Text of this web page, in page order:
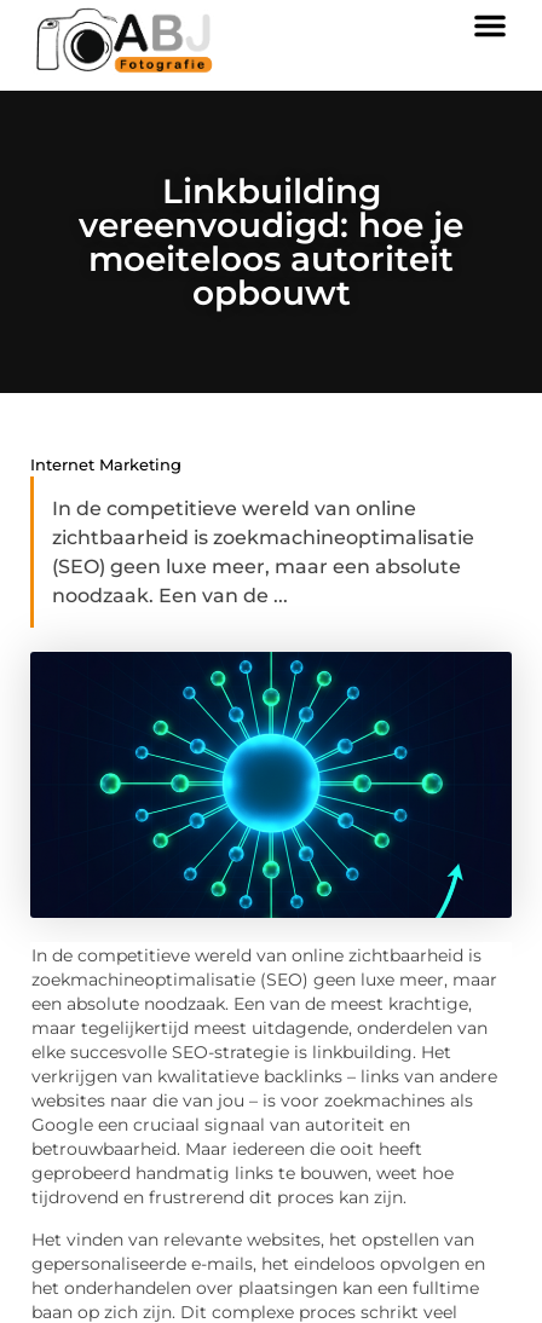
Linkbuilding
vereenvoudigd: hoe je
moeiteloos autoriteit
opbouwt
Internet Marketing
In de competitieve wereld van online
zichtbaarheid is zoekmachineoptimalisatie
(SEO) geen luxe meer, maar een absolute
noodzaak. Een van de ...
In de competitieve wereld van online zichtbaarheid is
zoekmachineoptimalisatie (SEO) geen luxe meer, maar
een absolute noodzaak. Een van de meest krachtige,
maar tegelijkertijd meest uitdagende, onderdelen van
elke succesvolle SEO-strategie is linkbuilding. Het
verkrijgen van kwalitatieve backlinks – links van andere
websites naar die van jou – is voor zoekmachines als
Google een cruciaal signaal van autoriteit en
betrouwbaarheid. Maar iedereen die ooit heeft
geprobeerd handmatig links te bouwen, weet hoe
tijdrovend en frustrerend dit proces kan zijn.
Het vinden van relevante websites, het opstellen van
gepersonaliseerde e-mails, het eindeloos opvolgen en
het onderhandelen over plaatsingen kan een fulltime
baan op zich zijn. Dit complexe proces schrikt veel